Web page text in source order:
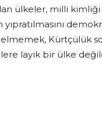
ülkeler, milli kimliği
Kürtçülük
layık bir ülke